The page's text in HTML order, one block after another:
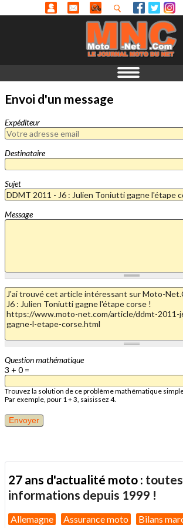
Envoi d'un message
Expéditeur
Destinataire
Sujet
Message
Question mathématique
3 + 0 =
Trouvez la solution de ce problème mathématique
Par exemple, pour 1 + 3, saisissez 4.
27 ans d'actualité moto :
informations depuis 1999 !
Allemagne Assurance moto Bilans